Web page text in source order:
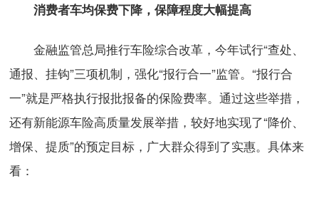
消费者车均保费下降，保障程度大幅提高
金融监管总局推行车险综合改革，今年试行“查处、
通报、挂钩”三项机制，强化“报行合一”监管。“报行合
一”就是严格执行报批报备的保险费率。通过这些举措，
还有新能源车险高质量发展举措，较好地实现了“降价、
增保、提质”的预定目标，广大群众得到了实惠。具体来
看：